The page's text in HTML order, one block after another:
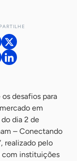
desafios para
em
dia 2 de
– Conectando
realizado pelo
com instituições